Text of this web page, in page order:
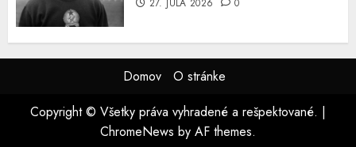
Domov
O stránke
Copyright © Všetky práva vyhradené a rešpektované. |
ChromeNews by AF themes.